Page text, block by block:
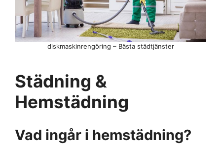
diskmaskinrengöring – Bästa städtjänster
Städning &
Hemstädning
Vad ingår i hemstädning?